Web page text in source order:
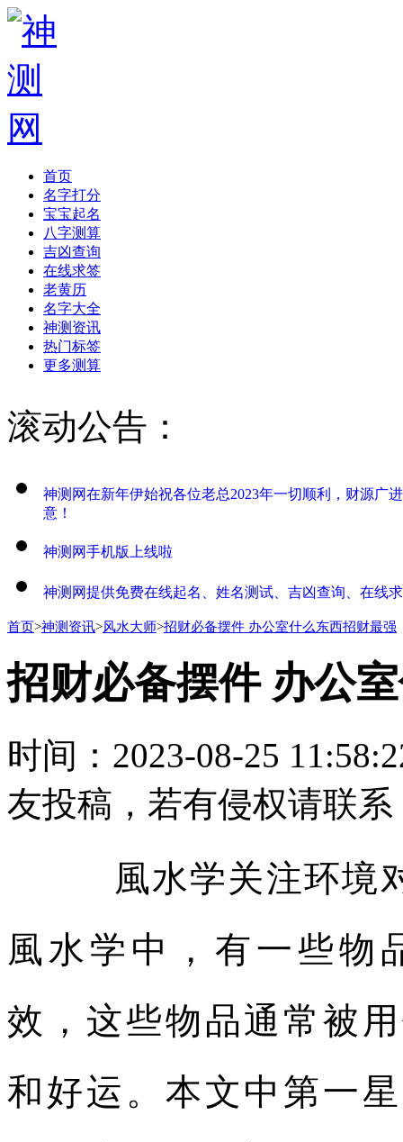
首页
名字打分
宝宝起名
八字测算
吉凶查询
在线求签
老黄历
名字大全
神测资讯
热门标签
更多测算
滚动公告：
神测网在新年伊始祝各位老总2023年一切顺利，财源广
意！
神测网手机版上线啦
神测网提供免费在线起名、姓名测试、吉凶查询、在线
首页>神测资讯>风水大师>招财必备摆件 办公室什么东西招财最强
招财必备摆件 办公
时间：2023-08-25
友投稿，若有侵权请联系
風水学关注环境对
風水学中，有一些物
效，这些物品通常被
和好运。本文中第一